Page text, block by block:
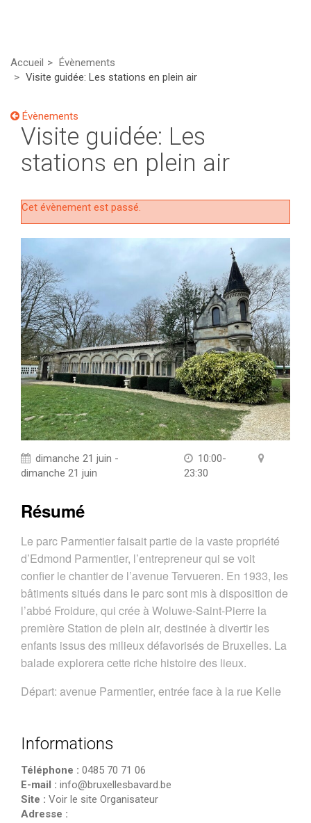
Accueil
Évènements
Visite guidée: Les stations en plein air
Évènements
Visite guidée: Les
stations en plein air
Cet évènement est passé.
dimanche 21 juin -
dimanche 21 juin
10:00-
23:30
Résumé
Le parc Parmentier faisait partie de la vaste propriété
d’Edmond Parmentier, l’entrepreneur qui se voit
confier le chantier de l’avenue Tervueren. En 1933, les
bâtiments situés dans le parc sont mis à disposition de
l’abbé Froidure, qui crée à Woluwe-Saint-Pierre la
première Station de plein air, destinée à divertir les
enfants issus des milieux défavorisés de Bruxelles. La
balade explorera cette riche histoire des lieux.
Départ: avenue Parmentier, entrée face à la rue Kelle
Informations
Téléphone : 0485 70 71 06
E-mail : info@bruxellesbavard.be
Site : Voir le site Organisateur
Adresse :